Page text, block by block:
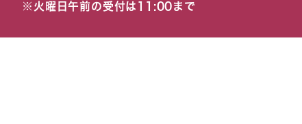
※火曜日午前の受付は11:00まで